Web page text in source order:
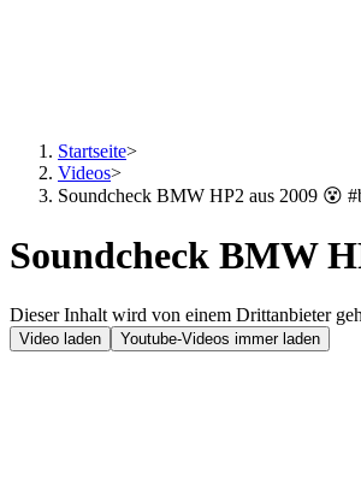
Startseite>
Videos>
Soundcheck BMW HP2 aus 2009 😵
Soundcheck BMW
Dieser Inhalt wird von einem Drittanbieter
Video laden Youtube-Videos immer laden